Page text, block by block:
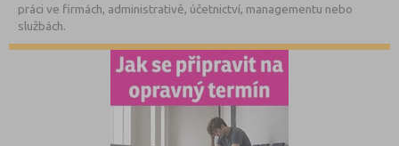
práci ve firmách, administrativě, účetnictví, managementu nebo
službách.